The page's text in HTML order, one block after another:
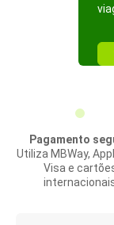
Pagamento
Utiliza MBWay,
Visa e